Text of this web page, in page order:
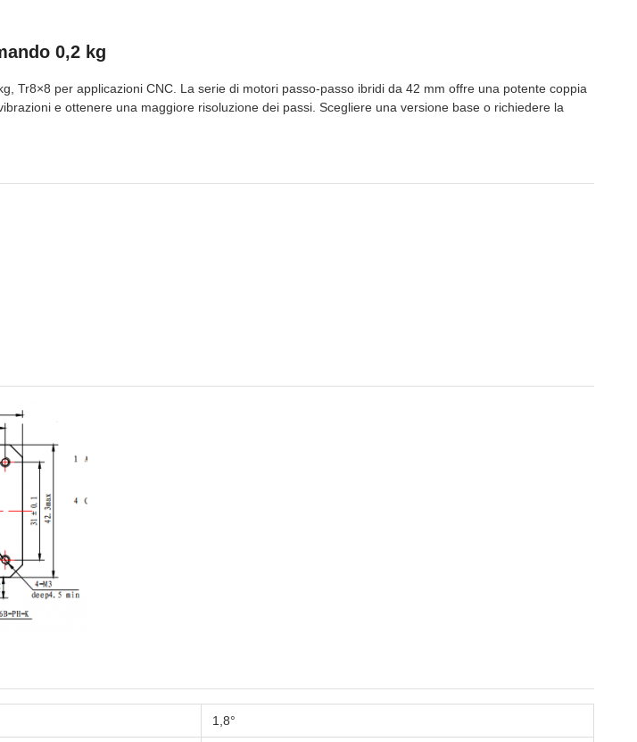
0,2 kg
Tr8×8 per applicazioni CNC. La serie di motori passo-passo ibridi da 42 mm offre una potente coppia
e ottenere una maggiore risoluzione dei passi. Scegliere una versione base o richiedere la
1,8°